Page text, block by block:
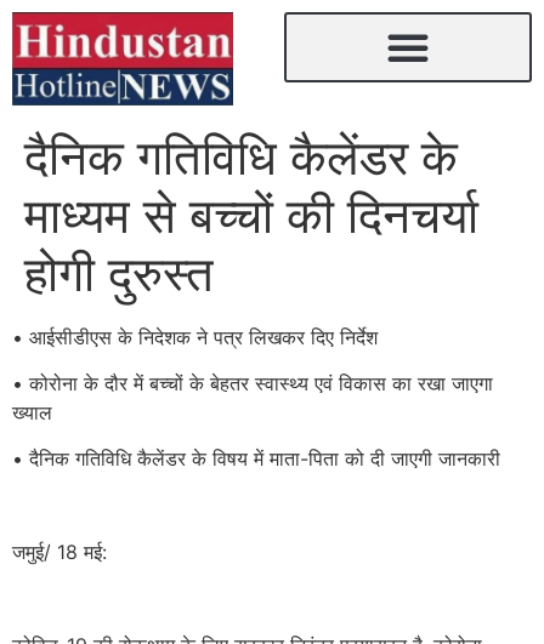
दैनिक गतिविधि कैलेंडर के
माध्यम से बच्चों की दिनचर्या
होगी दुरुस्त
• आईसीडीएस के निदेशक ने पत्र लिखकर दिए निर्देश
• कोरोना के दौर में बच्चों के बेहतर स्वास्थ्य एवं विकास का रखा जाएगा
ख्याल
• दैनिक गतिविधि कैलेंडर के विषय में माता-पिता को दी जाएगी जानकारी
जमुई/ 18 मई: